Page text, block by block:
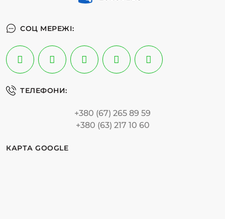
СОЦ МЕРЕЖІ:
ТЕЛЕФОНИ:
+380 (67) 265 89 59
+380 (63) 217 10 60
КАРТА GOOGLE